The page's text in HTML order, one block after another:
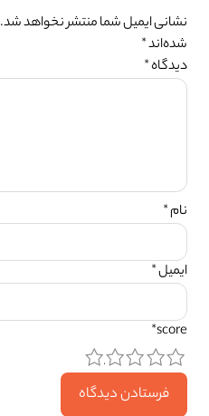
نشانی ایمیل شما منتشر نخواهد شد.
شده‌اند*
دیدگاه*
نام*
ایمیل*
score
*
4 3 2 1